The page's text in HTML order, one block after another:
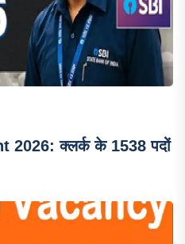
क्लर्क के 1538 पदों